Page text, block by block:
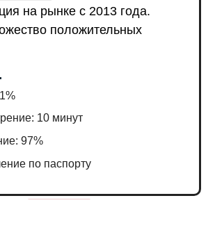
на рынке с 2013 года.
положительных
10 минут
97%
по паспорту